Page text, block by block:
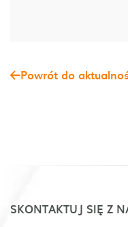
Powrót do
SKONTAKTUJ SIĘ Z